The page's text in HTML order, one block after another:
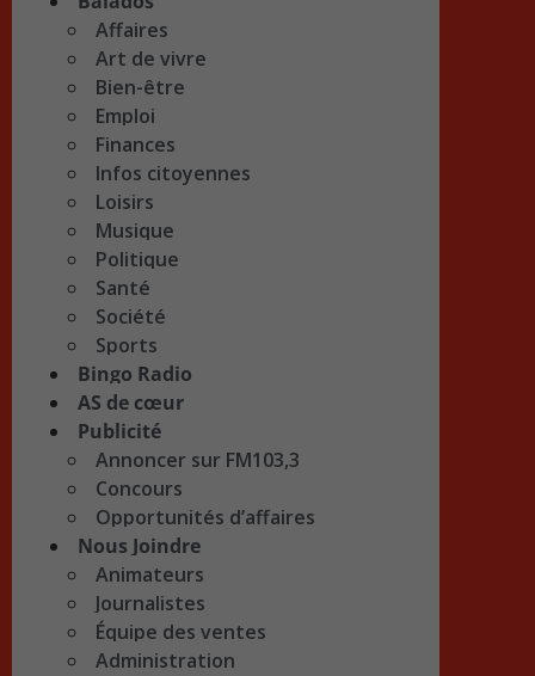
Affaires
Art de vivre
Bien-être
Emploi
Finances
Infos citoyennes
Loisirs
Musique
Politique
Santé
Société
Sports
Bingo Radio
AS de cœur
Publicité
Annoncer sur FM103,3
Concours
Opportunités d’affaires
Nous Joindre
Animateurs
Journalistes
Équipe des ventes
Administration